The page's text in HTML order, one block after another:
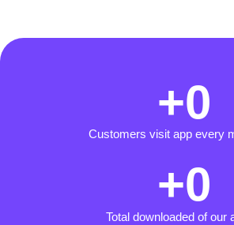
Customers visit app every
+0
Total downloaded of our
+0